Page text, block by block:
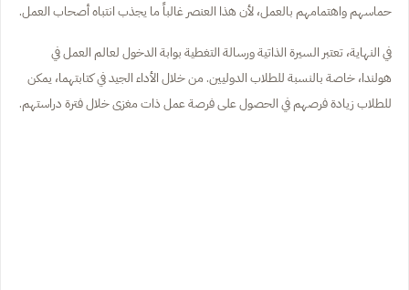
حماسهم واهتمامهم بالعمل، لأن هذا العنصر غالباً ما يجذب انتباه أصحاب العمل.
في النهاية، تعتبر السيرة الذاتية ورسالة التغطية بوابة الدخول لعالم العمل في
هولندا، خاصة بالنسبة للطلاب الدوليين. من خلال الأداء الجيد في كتابتهما، يمكن
للطلاب زيادة فرصهم في الحصول على فرصة عمل ذات مغزى خلال فترة دراستهم.